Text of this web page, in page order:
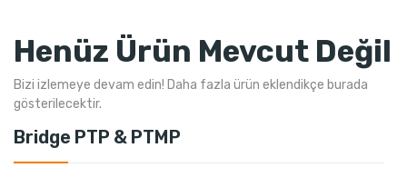
Bridge PTP & PTMP
Henüz Ürün Mevcut Değil
Bizi izlemeye devam edin! Daha fazla ürün eklendikçe burada
gösterilecektir.